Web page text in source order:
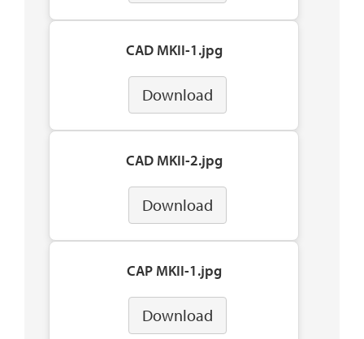
CAD MKII-1.jpg
Download
CAD MKII-2.jpg
Download
CAP MKII-1.jpg
Download